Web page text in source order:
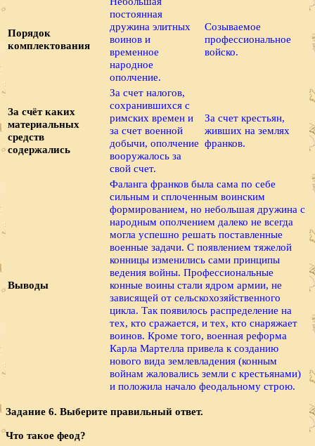
Порядок
комплектования
постоянная
дружина элитных
воинов и
временное
народное
ополчение.
Созываемое
профессиональное
войско.
За счёт каких
материальных
средств
содержались
За счет налогов,
сохранившихся с
римских времен и
за счет военной
добычи, ополчение
вооружалось за
свой счет.
За счет крестьян,
живших на землях
франков.
Выводы
Фаланга франков была сама по себе
сильным и сплоченным воинским
формированием, но небольшая дружина с
народным ополчением далеко не всегда
могла успешно решать поставленные
военные задачи. С появлением тяжелой
конницы изменились сами принципы
ведения войны. Профессиональные
конные воины стали ядром армии, не
зависящей от сельскохозяйственного
цикла. Так появилось распределение на
тех, кто сражается, и тех, кто снаряжает
воинов. Кроме того, военная реформа
Карла Мартелла привела к созданию
нового вида землевладения (конным
войнам жаловались земли с крестьянами)
и положила начало феодальному строю.
Задание 6. Выберите правильный ответ.
Что такое феод?